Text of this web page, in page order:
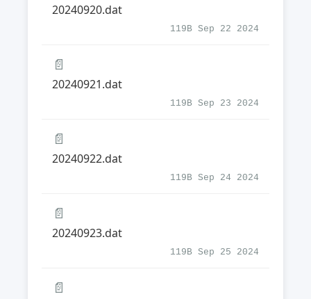
20240920.dat
119B Sep 22 2024
📄
20240921.dat
119B Sep 23 2024
📄
20240922.dat
119B Sep 24 2024
📄
20240923.dat
119B Sep 25 2024
📄